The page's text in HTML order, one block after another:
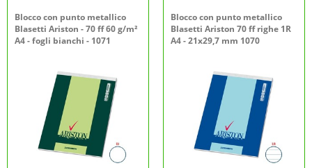
Blocco con punto metallico
Blasetti Ariston - 70 ff 60 g/m²
A4 - fogli bianchi - 1071
Blocco con punto metallico
Blasetti Ariston 70 ff righe 1R
A4 - 21x29,7 mm 1070